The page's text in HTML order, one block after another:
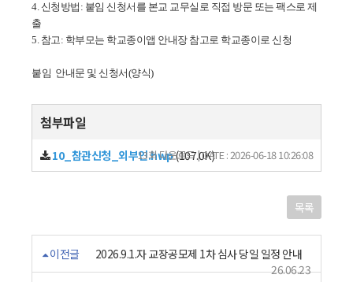
4. 신청방법: 붙임 신청서를 본교 교무실로 직접 방문 또는 팩스로 제
출
5. 참고: 학부모는 학교종이앱 안내장 참고로 학교종이로 신청
붙임 안내문 및 신청서(양식)
첨부파일
10_참관신청_외부인.hwp(107.0K)
13회 다운로드 | DATE : 2026-06-18 10:26:08
목록
이전글
2026.9.1.자 교장공모제 1차 심사 당일 일정 안내
26.06.23